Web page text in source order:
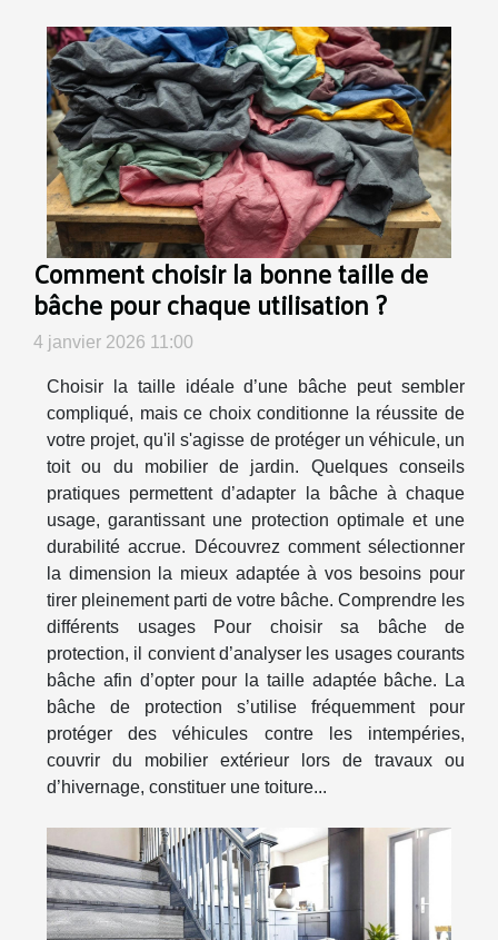
Comment choisir la bonne taille de
bâche pour chaque utilisation ?
4 janvier 2026 11:00
Choisir la taille idéale d’une bâche peut sembler
compliqué, mais ce choix conditionne la réussite de
votre projet, qu'il s'agisse de protéger un véhicule, un
toit ou du mobilier de jardin. Quelques conseils
pratiques permettent d’adapter la bâche à chaque
usage, garantissant une protection optimale et une
durabilité accrue. Découvrez comment sélectionner
la dimension la mieux adaptée à vos besoins pour
tirer pleinement parti de votre bâche. Comprendre les
différents usages Pour choisir sa bâche de
protection, il convient d’analyser les usages courants
bâche afin d’opter pour la taille adaptée bâche. La
bâche de protection s’utilise fréquemment pour
protéger des véhicules contre les intempéries,
couvrir du mobilier extérieur lors de travaux ou
d’hivernage, constituer une toiture...